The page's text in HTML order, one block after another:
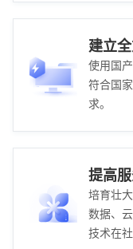
建立
使用国
符合国
求。
提高
培育壮
数据、
技术在